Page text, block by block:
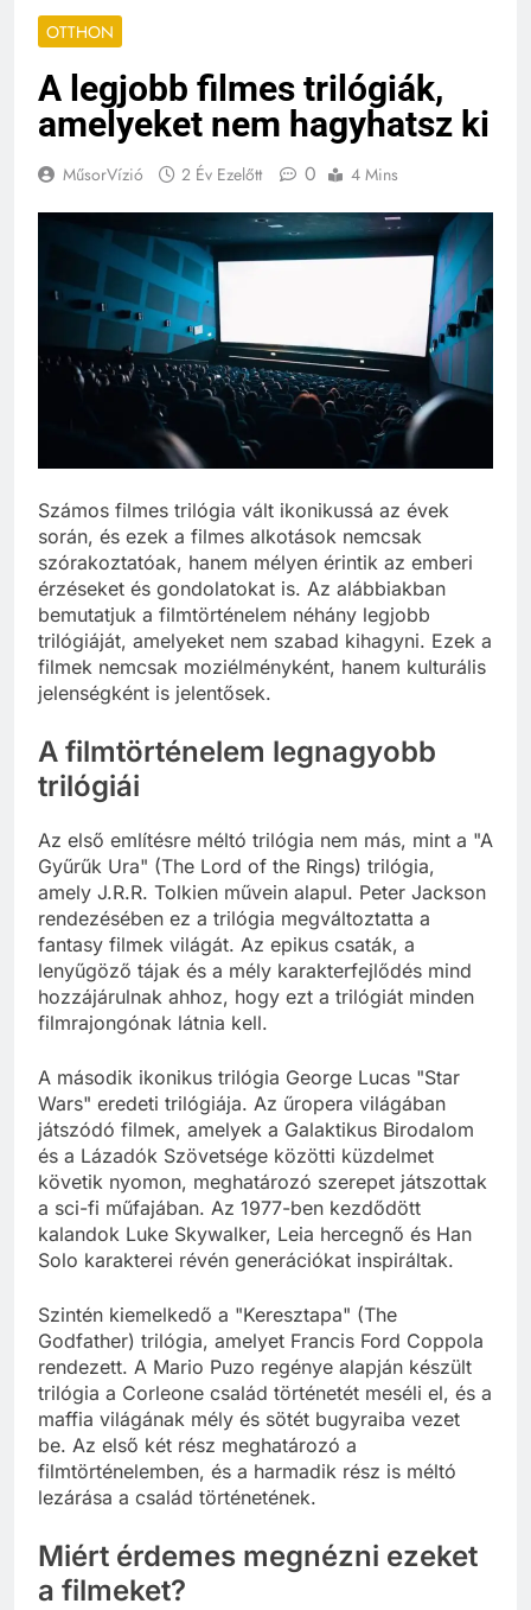
OTTHON
A legjobb filmes trilógiák,
amelyeket nem hagyhatsz ki
MűsorVízió 2 Év Ezelőtt 0 4 Mins
Számos filmes trilógia vált ikonikussá az évek
során, és ezek a filmes alkotások nemcsak
szórakoztatóak, hanem mélyen érintik az emberi
érzéseket és gondolatokat is. Az alábbiakban
bemutatjuk a filmtörténelem néhány legjobb
trilógiáját, amelyeket nem szabad kihagyni. Ezek a
filmek nemcsak moziélményként, hanem kulturális
jelenségként is jelentősek.
A filmtörténelem legnagyobb
trilógiái
Az első említésre méltó trilógia nem más, mint a "A
Gyűrűk Ura" (The Lord of the Rings) trilógia,
amely J.R.R. Tolkien művein alapul. Peter Jackson
rendezésében ez a trilógia megváltoztatta a
fantasy filmek világát. Az epikus csaták, a
lenyűgöző tájak és a mély karakterfejlődés mind
hozzájárulnak ahhoz, hogy ezt a trilógiát minden
filmrajongónak látnia kell.
A második ikonikus trilógia George Lucas "Star
Wars" eredeti trilógiája. Az űropera világában
játszódó filmek, amelyek a Galaktikus Birodalom
és a Lázadók Szövetsége közötti küzdelmet
követik nyomon, meghatározó szerepet játszottak
a sci-fi műfajában. Az 1977-ben kezdődött
kalandok Luke Skywalker, Leia hercegnő és Han
Solo karakterei révén generációkat inspiráltak.
Szintén kiemelkedő a "Keresztapa" (The
Godfather) trilógia, amelyet Francis Ford Coppola
rendezett. A Mario Puzo regénye alapján készült
trilógia a Corleone család történetét meséli el, és a
maffia világának mély és sötét bugyraiba vezet
be. Az első két rész meghatározó a
filmtörténelemben, és a harmadik rész is méltó
lezárása a család történetének.
Miért érdemes megnézni ezeket
a filmeket?